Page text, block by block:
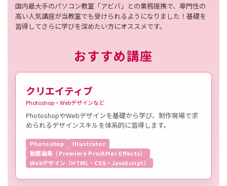
国内最大手のパソコン教室「アビバ」との業務提携で、専門性の
高い人気講座が当教室でも受けられるようになりました！基礎を
習得してさらに学びを深めたい方にオススメです。
おすすめ講座
クリエイティブ
Photoshop・Webデザインなど
PhotoshopやWebデザインを基礎から学び、制作現場で求
められるデザインスキルを体系的に習得します。
Photoshop
Illustrator
動画編集（Premiere Pro/After Effects）
Webデザイン（HTML・CSS・JavaScript）